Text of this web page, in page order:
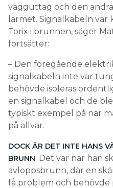
vägguttag och den
larmet. Signalkabeln
Torix i brunnen, säger
fortsätter:
– Den föregående
signalkabeln inte var
behövde isoleras
en signalkabel och de
typiskt exempel på när
på allvar.
DOCK ÄR DET INTE HANS
BRUNN. Det var när han
avloppsbrunn, där en
få problem och behövde